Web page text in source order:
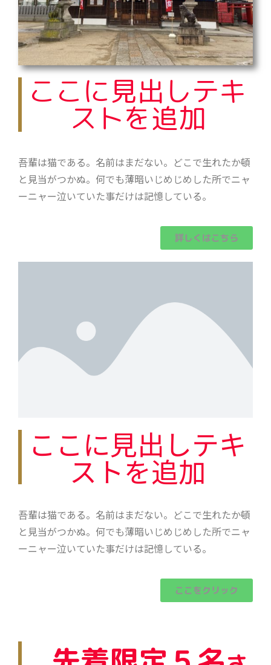
ここに見出しテキ
ストを追加
吾輩は猫である。名前はまだない。どこで生れたか頓
と見当がつかぬ。何でも薄暗いじめじめした所でニャ
ーニャー泣いていた事だけは記憶している。
詳しくはこちら
ここに見出しテキ
ストを追加
吾輩は猫である。名前はまだない。どこで生れたか頓
と見当がつかぬ。何でも薄暗いじめじめした所でニャ
ーニャー泣いていた事だけは記憶している。
ここをクリック